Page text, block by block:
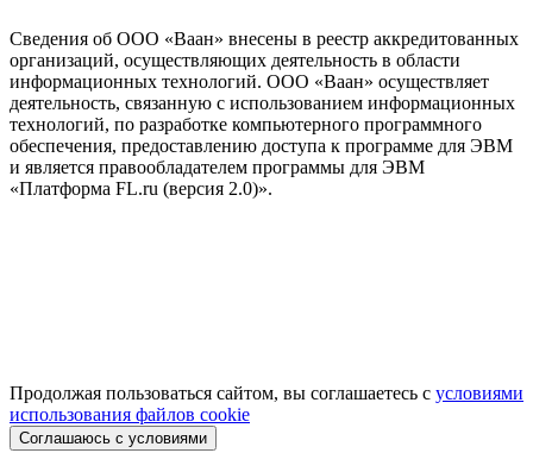
Сведения об ООО «Ваан» внесены в реестр аккредитованных
организаций, осуществляющих деятельность в области
информационных технологий. ООО «Ваан» осуществляет
деятельность, связанную с использованием информационных
технологий, по разработке компьютерного программного
обеспечения, предоставлению доступа к программе для ЭВМ
и является правообладателем программы для ЭВМ
«Платформа FL.ru (версия 2.0)».
Продолжая пользоваться сайтом, вы соглашаетесь с условиями
использования файлов cookie
Соглашаюсь с условиями